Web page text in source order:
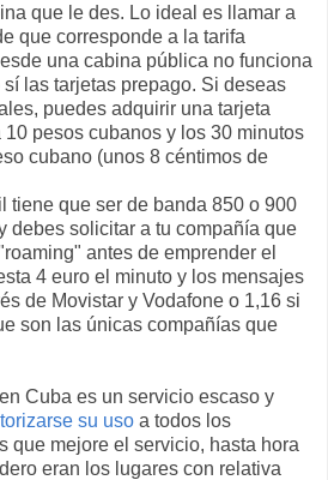
que le des. Lo ideal es llamar a
que corresponde a la tarifa
una cabina pública no funciona
las tarjetas prepago. Si deseas
puedes adquirir una tarjeta
10 pesos cubanos y los 30 minutos
cubano (unos 8 céntimos de
tiene que ser de banda 850 o 900
debes solicitar a tu compañía que
antes de emprender el
4 euro el minuto y los mensajes
de Movistar y Vodafone o 1,16 si
son las únicas compañías que
Cuba es un servicio escaso y
su uso a todos los
que mejore el servicio, hasta hora
eran los lugares con relativa